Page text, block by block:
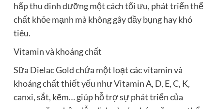
hấp thu dinh dưỡng một cách tối ưu, phát triển thể
chất khỏe mạnh mà không gây đầy bụng hay khó
tiêu.
Vitamin và khoáng chất
Sữa Dielac Gold chứa một loạt các vitamin và
khoáng chất thiết yếu như Vitamin A, D, E, C, K,
canxi, sắt, kẽm… giúp hỗ trợ sự phát triển của